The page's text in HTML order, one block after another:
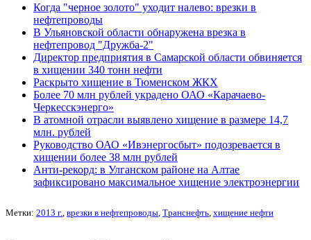
Когда "черное золото" уходит налево: врезки в
нефтепроводы
В Ульяновской области обнаружена врезка в
нефтепровод "Дружба-2"
Директор предприятия в Самарской области обвиняется
в хищении 340 тонн нефти
Раскрыто хищение в Тюменском ЖКХ
Более 70 млн рублей украдено ОАО «Карачаево-
Черкесскэнерго»
В атомной отрасли выявлено хищение в размере 14,7
млн. рублей
Руководство ОАО «Ивэнергосбыт» подозревается в
хищении более 38 млн рублей
Анти-рекорд: в Улганском районе на Алтае
зафиксировано максимальное хищение электроэнергии
Метки: 2013 г., врезки в нефтепроводы, Транснефть, хищение нефти